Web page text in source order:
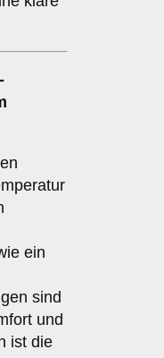
ein
sind
und
ist die